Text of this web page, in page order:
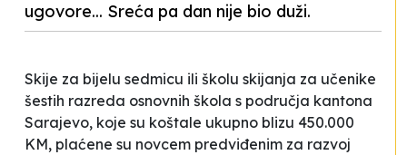
ugovore... Sreća pa dan nije bio duži.
Skije za bijelu sedmicu ili školu skijanja za učenike
šestih razreda osnovnih škola s područja kantona
Sarajevo, koje su koštale ukupno blizu 450.000
KM, plaćene su novcem predviđenim za razvoj